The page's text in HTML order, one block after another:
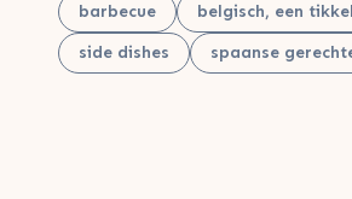
barbecue belgisch, een
side dishes
spaanse